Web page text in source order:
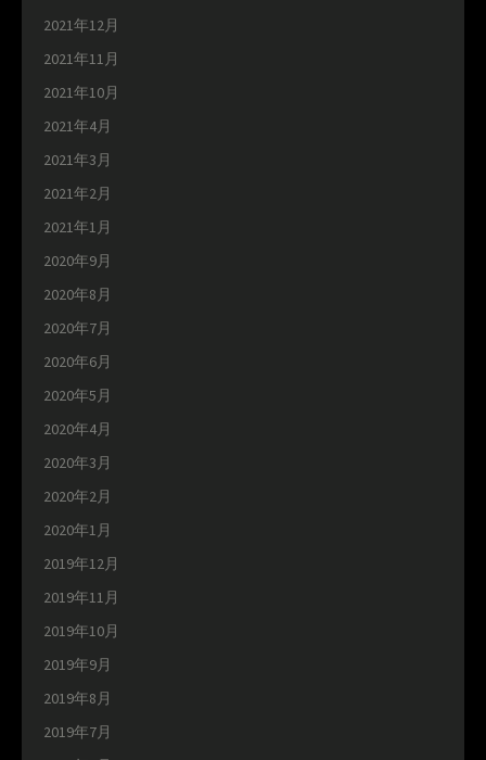
2021年12月
2021年11月
2021年10月
2021年4月
2021年3月
2021年2月
2021年1月
2020年9月
2020年8月
2020年7月
2020年6月
2020年5月
2020年4月
2020年3月
2020年2月
2020年1月
2019年12月
2019年11月
2019年10月
2019年9月
2019年8月
2019年7月